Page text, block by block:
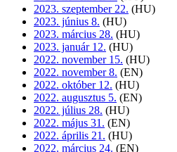
2023. szeptember 22. (HU)
2023. június 8. (HU)
2023. március 28. (HU)
2023. január 12. (HU)
2022. november 15. (HU)
2022. november 8. (EN)
2022. október 12. (HU)
2022. augusztus 5. (EN)
2022. július 28. (HU)
2022. május 31. (EN)
2022. április 21. (HU)
2022. március 24. (EN)